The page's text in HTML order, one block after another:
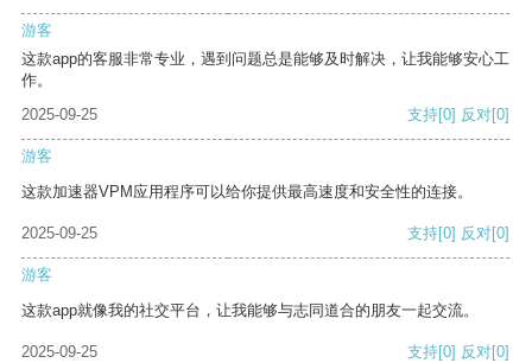
游客
这款app的客服非常专业，遇到问题总是能够及时解决，让我能够安心工
作。
2025-09-25
支持[0] 反对[0]
游客
这款加速器VPM应用程序可以给你提供最高速度和安全性的连接。
2025-09-25 支持[0] 反对[0]
游客
这款app就像我的社交平台，让我能够与志同道合的朋友一起交流。
2025-09-25 支持[0] 反对[0]